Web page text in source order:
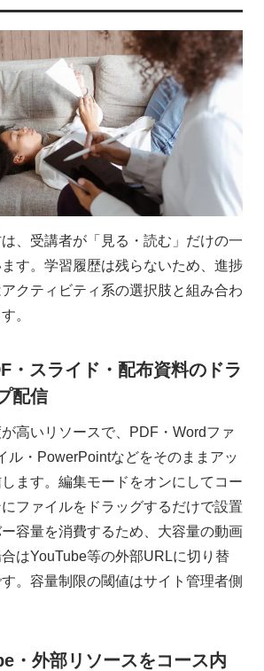
、受講者が「見る・読む」だけの一
す。学習履歴は残らないため、進捗
クティビティ系の選択肢と組み合わ
。
・スライド・配布資料のドラ
配信
高いリソースで、PDF・Wordファ
ル・PowerPointなどをそのままアッ
ます。編集モードをオンにしてコー
ファイルをドラッグするだけで設置
容量を消費するため、大容量の動画
はYouTube等の外部URLに切り替
。容量制限の閾値はサイト管理者側
・外部リソースをコース内